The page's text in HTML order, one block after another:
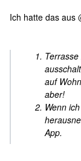
Ich hatte das aus ​
auf
aber!
Wenn
App.